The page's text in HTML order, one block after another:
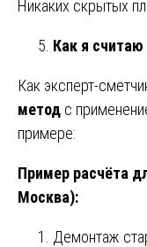
Никаких скрытых
Как я
Как эксперт-
метод с
примере:
Пример расчёта
Москва):
Демонтаж